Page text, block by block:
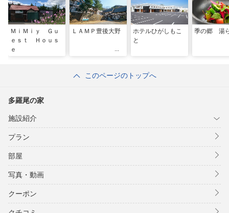
ＭｉＭｉｙ Ｇｕ
ｅｓｔ Ｈｏｕｓ
ｅ
ＬＡＭＰ豊後大野
ホテルひがしもこ
と
季の郷 湯
このページのトップへ
多羅尾の家
施設紹介
プラン
部屋
写真・動画
クーポン